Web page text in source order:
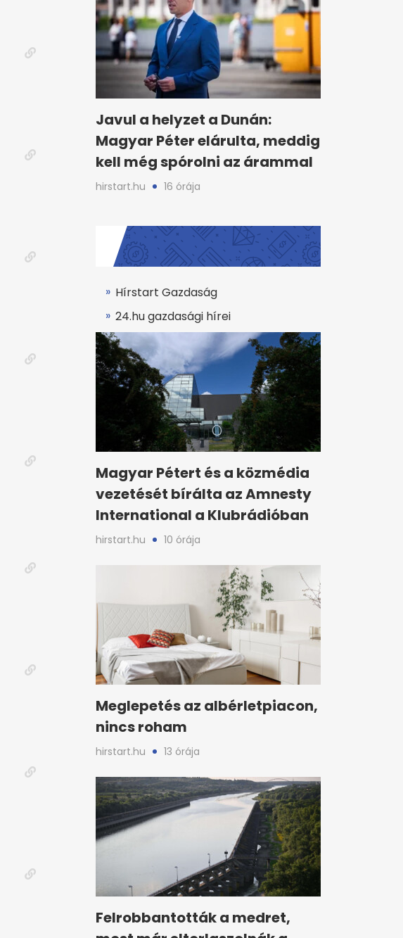
Javul a helyzet a Dunán:
Magyar Péter elárulta, meddig
kell még spórolni az árammal
hirstart.hu 16 órája
Hírstart Gazdaság
24.hu gazdasági hírei
Magyar Pétert és a közmédia
vezetését bírálta az Amnesty
International a Klubrádióban
hirstart.hu 10 órája
Meglepetés az albérletpiacon,
nincs roham
hirstart.hu 13 órája
Felrobbantották a medret,